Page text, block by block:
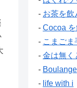
- お茶を飲
- Cocoa
- こまごま
- 金は無く
-
- life with i